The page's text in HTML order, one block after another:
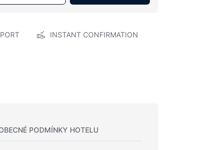
INSTANT CONFIRMATION
PODMÍNKY HOTELU